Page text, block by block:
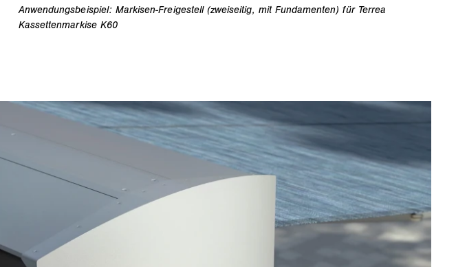
Anwendungsbeispiel: Markisen-Freigestell (zweiseitig, mit Fundamenten) für Terrea
Kassettenmarkise K60